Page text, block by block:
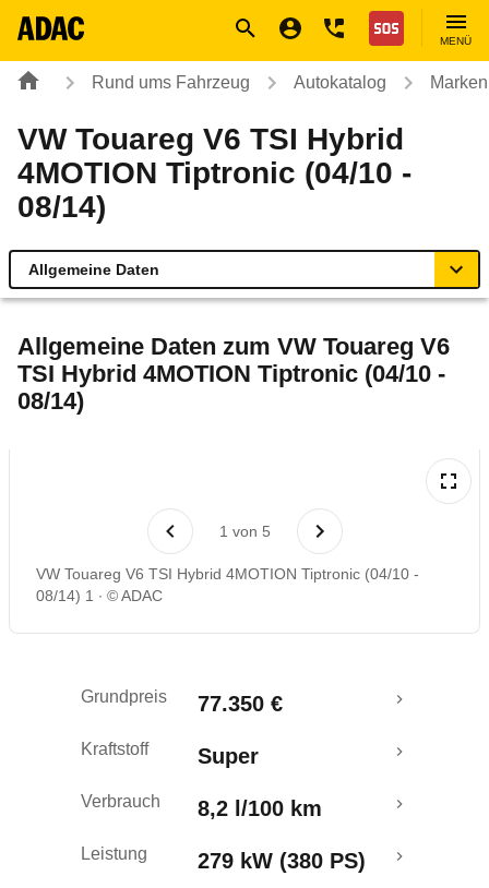
Nothilfe
MENÜ
Rund ums Fahrzeug Autokatalog
VW Touareg V6 TSI Hybrid
4MOTION Tiptronic (04/10 -
08/14)
Allgemeine Daten
Technische Daten
Rückrufe & Mängel
Allgemeine Daten zum VW Touareg V6
TSI Hybrid 4MOTION Tiptronic (04/10 -
08/14)
1 von 5
VW Touareg V6 TSI Hybrid 4MOTION Tiptronic (04/10 -
08/14) 1
© ADAC
Grundpreis 77.350 €
Kraftstoff Super
Verbrauch 8,2 l/100 km
Leistung 279 kW (380 PS)